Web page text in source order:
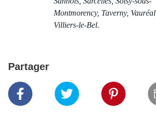
Montmorency, Taverny, Vauréal,
Villiers-le-Bel.
Partager